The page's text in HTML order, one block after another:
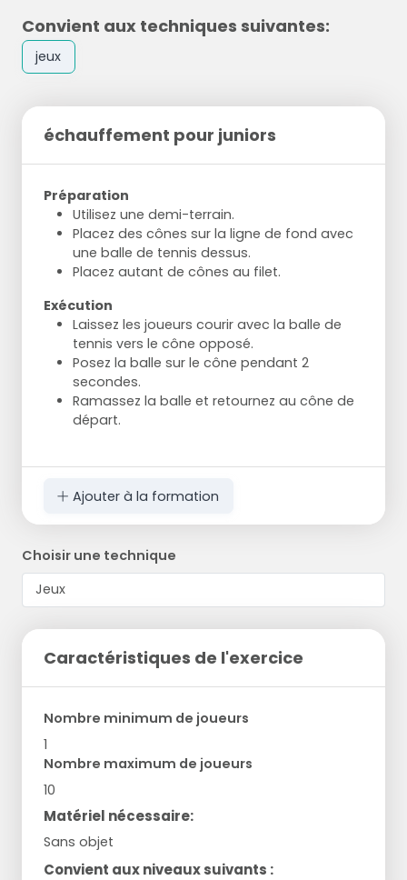
Convient aux techniques suivantes:
jeux
échauffement pour juniors
Préparation
Utilisez une demi-terrain.
Placez des cônes sur la ligne de fond avec
une balle de tennis dessus.
Placez autant de cônes au filet.
Exécution
Laissez les joueurs courir avec la balle de
tennis vers le cône opposé.
Posez la balle sur le cône pendant 2
secondes.
Ramassez la balle et retournez au cône de
départ.
Ajouter à la formation
Choisir une technique
Caractéristiques de l'exercice
Nombre minimum de joueurs
1
Nombre maximum de joueurs
10
Matériel nécessaire:
Sans objet
Convient aux niveaux suivants :